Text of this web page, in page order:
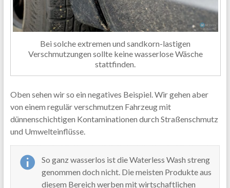
Bei solche extremen und sandkorn-lastigen
Verschmutzungen sollte keine wasserlose Wäsche
stattfinden.
Oben sehen wir so ein negatives Beispiel. Wir gehen aber
von einem regulär verschmutzen Fahrzeug mit
dünnenschichtigen Kontaminationen durch Straßenschmutz
und Umwelteinflüsse.
So ganz wasserlos ist die Waterless Wash streng
genommen doch nicht. Die meisten Produkte aus
diesem Bereich werben mit wirtschaftlichen